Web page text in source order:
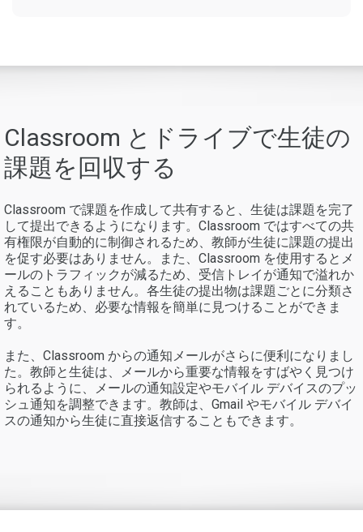
Classroom とドライブで生徒の
課題を回収する
Classroom で課題を作成して共有すると、生徒は課題を完了
して提出できるようになります。Classroom ではすべての共
有権限が自動的に制御されるため、教師が生徒に課題の提出
を促す必要はありません。また、Classroom を使用するとメ
ールのトラフィックが減るため、受信トレイが通知で溢れか
えることもありません。各生徒の提出物は課題ごとに分類さ
れているため、必要な情報を簡単に見つけることができま
す。
また、Classroom からの通知メールがさらに便利になりまし
た。教師と生徒は、メールから重要な情報をすばやく見つけ
られるように、メールの通知設定やモバイル デバイスのプッ
シュ通知を調整できます。教師は、Gmail やモバイル デバイ
スの通知から生徒に直接返信することもできます。